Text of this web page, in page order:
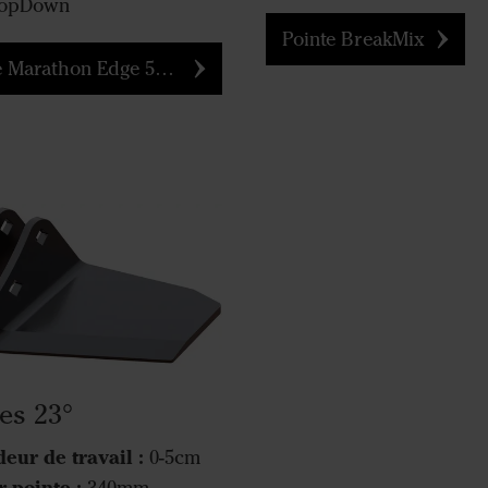
Edge 50/80mm
Pointe BreakMix
23°
de travail : 0-5cm